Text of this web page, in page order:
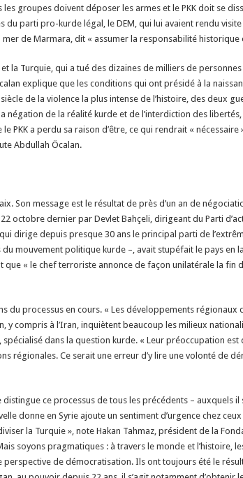
groupes doivent déposer les armes et le PKK doit se
parti pro-kurde légal, le DEM, qui lui avaient rendu
de Marmara, dit « assumer la responsabilité historique
la Turquie, qui a tué des dizaines de milliers de
explique que les conditions qui ont présidé à la
siècle de la violence la plus intense de l’histoire, des deux
négation de la réalité kurde et de l’interdiction des
PKK a perdu sa raison d’être, ce qui rendrait « nécessaire
Abdullah Öcalan.
Son message est le résultat de près d’un an de
octobre dernier par Devlet Bahçeli, dirigeant du Parti
dirige depuis presque 30 ans le principal parti de
mouvement politique kurde –, avait stupéfait le pays en
que « le chef terroriste annonce de façon unilatérale la fin
du processus en cours. « Les développements régionaux
compris à l’Iran, inquiètent beaucoup les milieux
spécialisé dans la question kurde. « Leur préoccupation
régionales. Ce serait une erreur d’y lire une volonté de
ce processus de tous les précédents – auxquels il
donne en Syrie ajoute un sentiment d’urgence chez
la Turquie », note Hakan Tahmaz, président de la
soyons pragmatiques : à travers le monde et l’histoire,
de démocratisation. Ils ont toujours été le